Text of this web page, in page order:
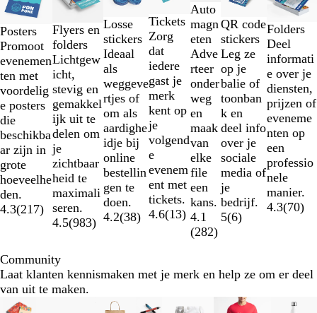
Posters
Promoot
evenemen
ten met
voordelig
e posters
die
beschikba
ar zijn in
grote
hoeveelhe
den.
4.3(217)
Flyers en
folders
Lichtgew
icht,
stevig en
gemakkel
ijk uit te
delen om
je
zichtbaar
heid te
maximali
seren.
4.5(983)
Losse
stickers
Ideaal
als
weggeve
rtjes of
om als
aardighe
idje bij
online
bestellin
gen te
doen.
4.2(38)
Tickets
Zorg
dat
iedere
gast je
merk
kent op
je
volgend
e
evenem
ent met
tickets.
4.6(13)
Auto
magn
eten
Adve
rteer
onder
weg
en
maak
van
elke
file
een
kans.
4.1
(282)
QR code
stickers
Leg ze
op je
balie of
toonban
k en
deel info
over je
sociale
media of
je
bedrijf.
5(6)
Folders
Deel
informati
e over je
diensten,
prijzen of
eveneme
nten op
een
professio
nele
manier.
4.3(70)
t/m
van
7
Community
Laat klanten kennismaken met je merk en help ze om er deel
van uit te maken.
Nieuwe opties Nieuwe opties
Dia's